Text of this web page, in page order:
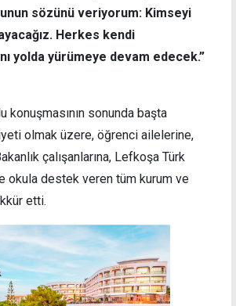
sözünü veriyorum: Kimseyi
Herkes kendi
yolda yürümeye devam edecek.”
konuşmasının sonunda başta
olmak üzere, öğrenci ailelerine,
çalışanlarına, Lefkoşa Türk
okula destek veren tüm kurum ve
etti.